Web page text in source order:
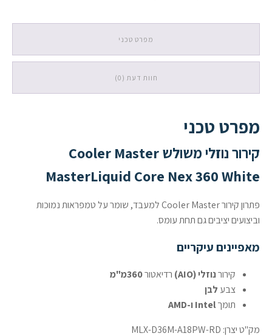
360
מפרט טכני
חוות דעת (0)
מפרט טכני
קירור נוזלי משולש Cooler Master
MasterLiquid Core Nex 360 White
פתרון קירור Cooler Master למעבד, שומר על טמפראות נמוכות
וביצועים יציבים גם תחת עומס.
מאפיינים עיקריים
קירורנוזלי (AIO) רדיאטור360מ"מ
צבע לבן
תומךIntel ו-AMD
מק"ט יצרן: MLX-D36M-A18PW-RD